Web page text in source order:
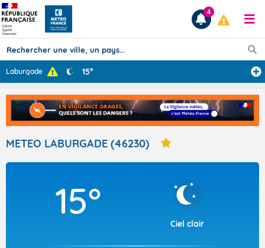
Prévisions
TOUS LES RÉSULTATS
Articles
4
Laburgade 15°
METEO LABURGADE (46230)
15°
Ciel clair